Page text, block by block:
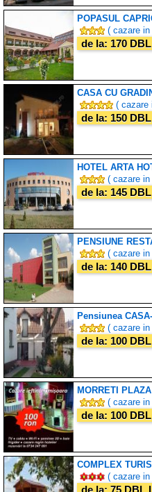
POPASUL
( cazare
de la: 170
CASA CU
( cazare
de la: 150
HOTEL ARTA
( cazare
de la: 145
PENSIUNE
( cazare
de la: 140
Pensiunea
( cazare
de la: 100
MORRETI PLAZA
( cazare
de la: 100
COMPLEX
( cazare
de la: 75 DBL